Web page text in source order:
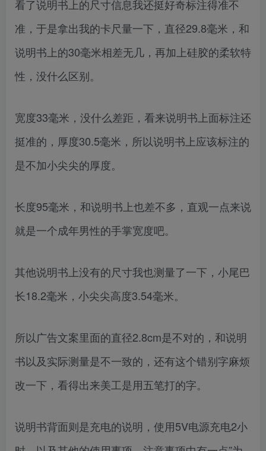
看了说明书上的尺寸信息我还挺好奇标注得准不
准，于是拿出我的卡尺量一下，直径29.8毫米，和
说明书上的30毫米相差无几，再加上硅胶的柔软特
性，没什么区别。
宽度33毫米，没什么差距，看来说明书上面标注还
挺准的，厚度30.5毫米，所以说明书上应该标注的
是不加小尖尖的厚度。
长度95毫米，和说明书上也差不多，直观一点来说
就是一个成年男性的手掌宽度吧。
其他说明书上没有的尺寸我也测量了一下，小尾巴
长18.2毫米，小尖尖高度3.54毫米。
所以广告文案里面的直径2.8cm是不对的，和说明
书以及实际测量是不一致的，还有这个错别字麻烦
改一下，看得出来美工是用五笔打的字。
说明书背面则是充电的说明，使用5V电源充电2小